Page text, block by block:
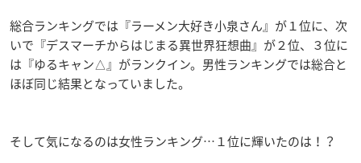
総合ランキングでは『ラーメン大好き小泉さん』が１位に、次
いで『デスマーチからはじまる異世界狂想曲』が２位、３位に
は『ゆるキャン△』がランクイン。男性ランキングでは総合と
ほぼ同じ結果となっていました。
そして気になるのは女性ランキング…１位に輝いたのは！？